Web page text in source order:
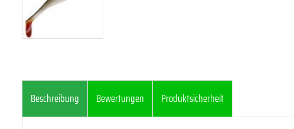
Beschreibung Bewertungen Produktsicherheit